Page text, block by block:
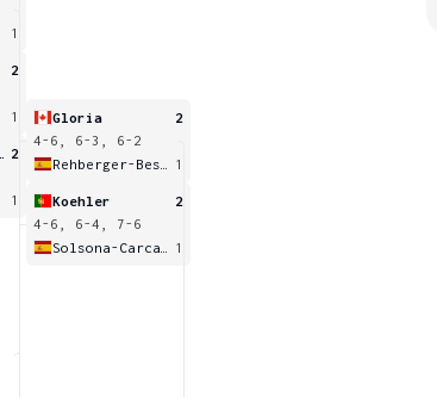
1
2
1
2
1
Gloria
2
4-6, 6-3, 6-2
1
Koehler
2
4-6, 6-4, 7-6
1